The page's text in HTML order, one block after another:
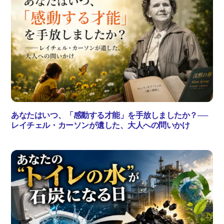
あなたはいつ、「感動する才能」を手放しましたか？──
レイチェル・カーソンが遺した、大人への問いかけ